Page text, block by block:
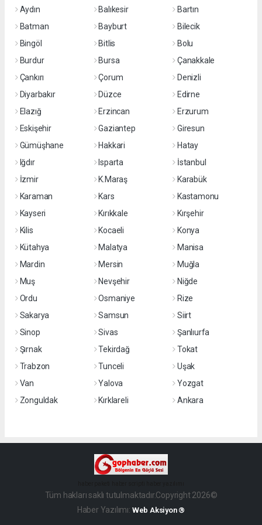
Aydın
Balıkesir
Bartın
Batman
Bayburt
Bilecik
Bingöl
Bitlis
Bolu
Burdur
Bursa
Çanakkale
Çankırı
Çorum
Denizli
Diyarbakır
Düzce
Edirne
Elazığ
Erzincan
Erzurum
Eskişehir
Gaziantep
Giresun
Gümüşhane
Hakkari
Hatay
Iğdır
Isparta
İstanbul
İzmir
K.Maraş
Karabük
Karaman
Kars
Kastamonu
Kayseri
Kırıkkale
Kırşehir
Kilis
Kocaeli
Konya
Kütahya
Malatya
Manisa
Mardin
Mersin
Muğla
Muş
Nevşehir
Niğde
Ordu
Osmaniye
Rize
Sakarya
Samsun
Siirt
Sinop
Sivas
Şanlıurfa
Şırnak
Tekirdağ
Tokat
Trabzon
Tunceli
Uşak
Van
Yalova
Yozgat
Zonguldak
Kırklareli Ankara
Tüm hakları saklı tutulmaktadır.Copyright 2026©
Haber Yazılımı: Web Aksiyon ®